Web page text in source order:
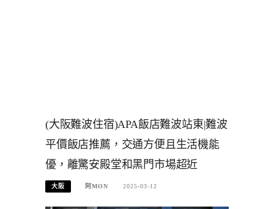
(大阪難波住宿)APA飯店難波站東|難波
平價飯店推薦，交通方便且生活機能
優，離驚安殿堂和黑門市場超近
大阪 阿MON 2025-03-12